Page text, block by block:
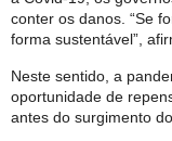
conter os danos. “Se
forma sustentável”,
Neste sentido, a
oportunidade de
antes do surgimento